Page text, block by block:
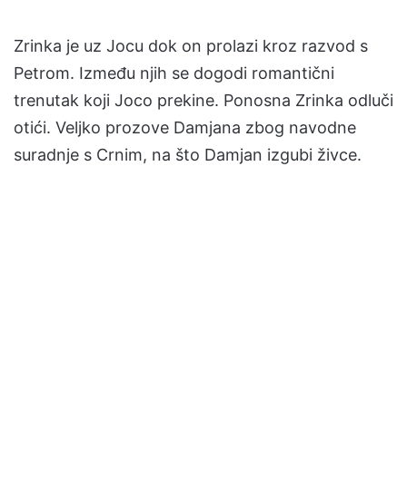
Zrinka je uz Jocu dok on prolazi kroz razvod s
Petrom. Između njih se dogodi romantični
trenutak koji Joco prekine. Ponosna Zrinka odluči
otići. Veljko prozove Damjana zbog navodne
suradnje s Crnim, na što Damjan izgubi živce.